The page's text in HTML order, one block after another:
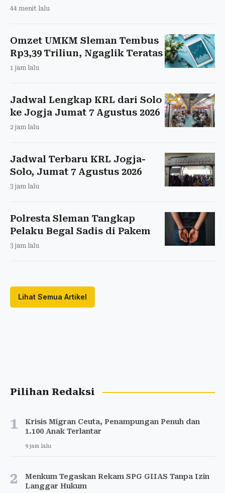
44 menit lalu
Omzet UMKM Sleman Tembus
Rp3,39 Triliun, Ngaglik Teratas
1 jam lalu
Jadwal Lengkap KRL dari Solo
ke Jogja Jumat 7 Agustus 2026
2 jam lalu
Jadwal Terbaru KRL Jogja-
Solo, Jumat 7 Agustus 2026
3 jam lalu
Polresta Sleman Tangkap
Pelaku Begal Sadis di Pakem
3 jam lalu
Lihat Semua Artikel
Pilihan Redaksi
1
Krisis Migran Ceuta, Penampungan Penuh dan
1.100 Anak Terlantar
9 jam lalu
2
Menkum Tegaskan Rekam SPG GIIAS Tanpa Izin
Langgar Hukum